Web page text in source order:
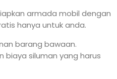
armada mobil dengan
hanya untuk anda.
barang bawaan.
biaya siluman yang harus